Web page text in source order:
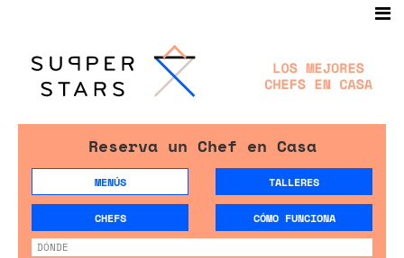
Reserva un Chef en Casa
MENÚS TALLERES
CHEFS CÓMO FUNCIONA